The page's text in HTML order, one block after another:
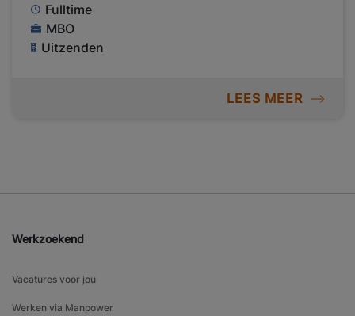
Fulltime
MBO
Uitzenden
LEES MEER
Werkzoekend
Vacatures voor jou
Werken via Manpower